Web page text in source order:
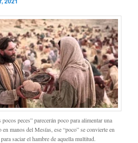
pocos peces” parecerán poco para alimentar una
manos del Mesías, ese “poco” se convierte en
saciar el hambre de aquella multitud.